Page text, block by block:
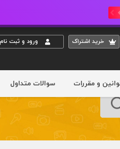
خريد اشتراک ورود و ثبت نام
و مقررات سوالات متداول